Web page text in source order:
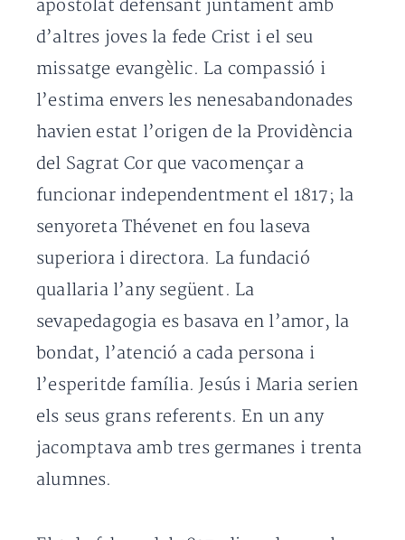
apostolat defensant juntament amb
d’altres joves la fede Crist i el seu
missatge evangèlic. La compassió i
l’estima envers les nenesabandonades
havien estat l’origen de la Providència
del Sagrat Cor que vacomençar a
funcionar independentment el 1817; la
senyoreta Thévenet en fou laseva
superiora i directora. La fundació
quallaria l’any següent. La
sevapedagogia es basava en l’amor, la
bondat, l’atenció a cada persona i
l’esperitde família. Jesús i Maria serien
els seus grans referents. En un any
jacomptava amb tres germanes i trenta
alumnes.